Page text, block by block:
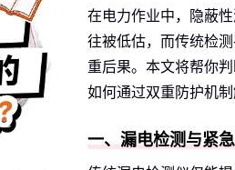
在电力作业中，隐蔽
往被低估，而传统检
重后果。本文将帮你
如何通过双重防护机制
一、漏电检测与紧